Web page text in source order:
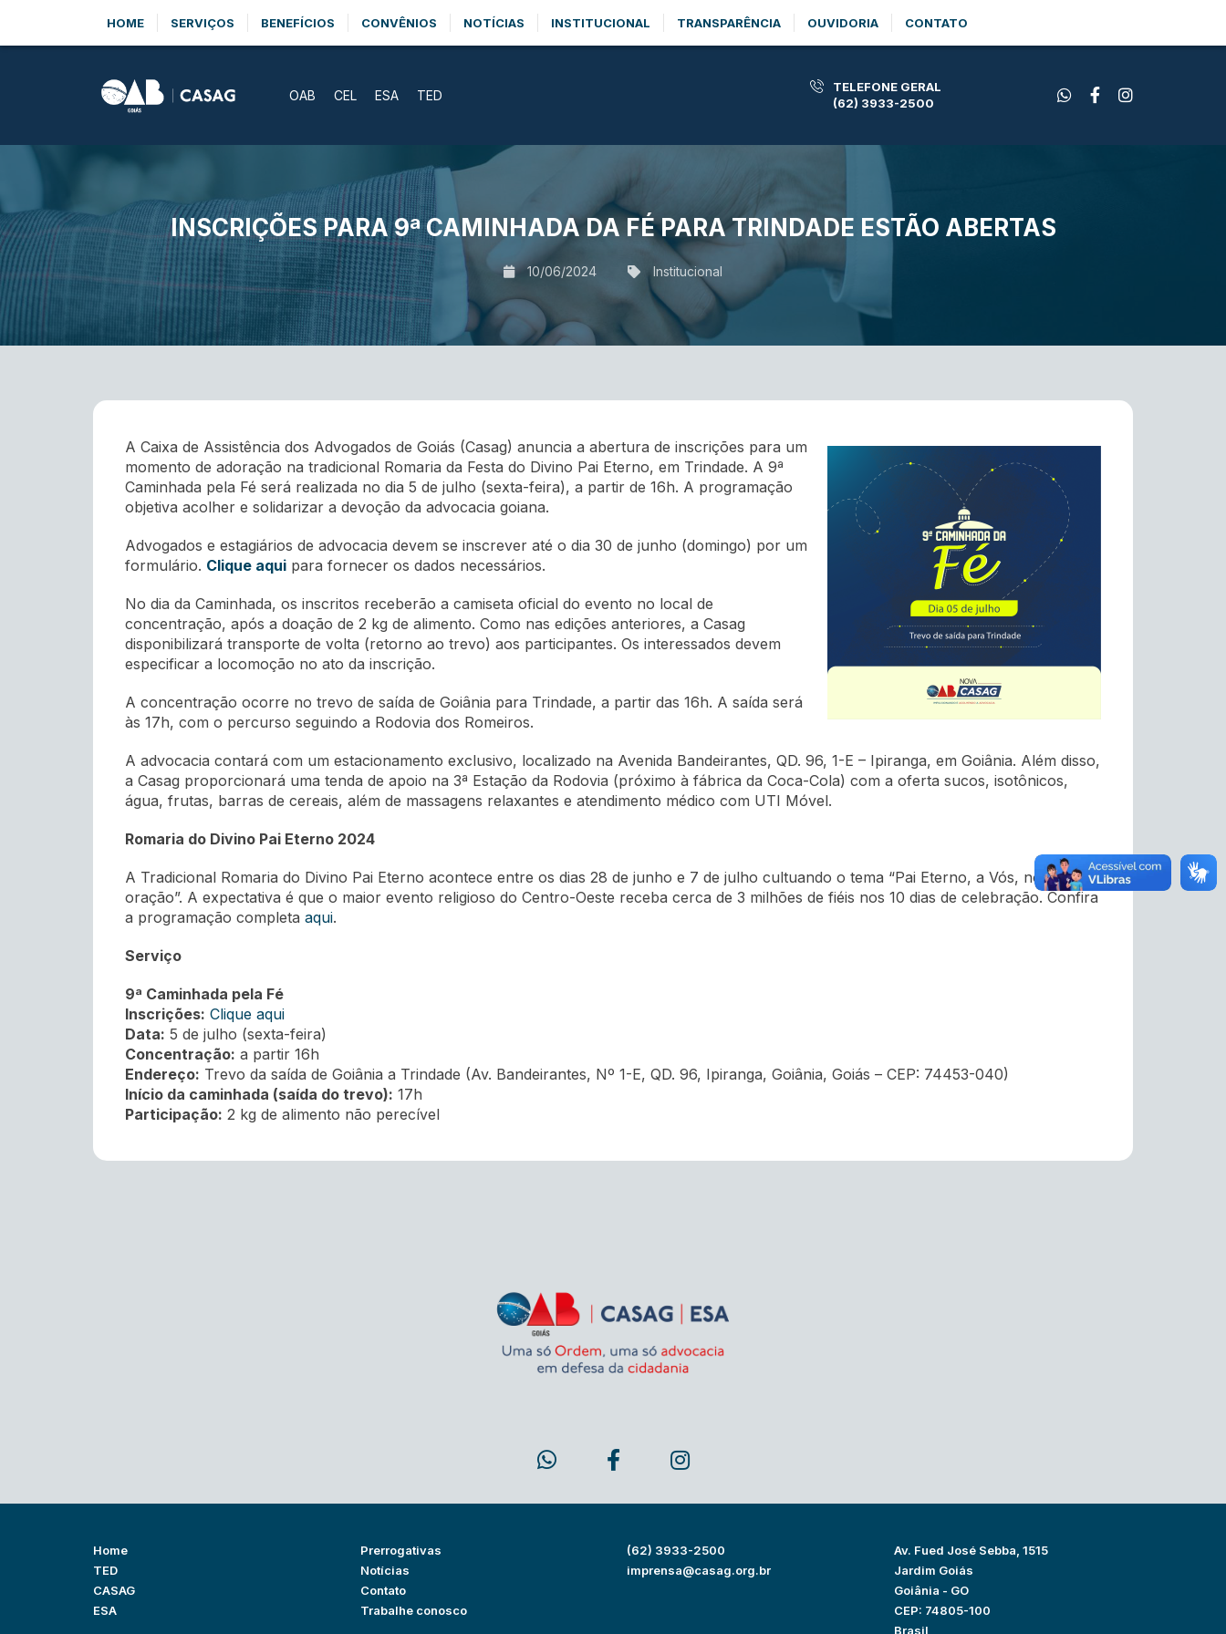
HOME SERVIÇOS BENEFÍCIOS CONVÊNIOS NOTÍCIAS INSTITUCIONAL TRANSPARÊNCIA OUVIDORIA CONTATO
OAB CEL ESA TED
TELEFONE GERAL
(62) 3933-2500
INSCRIÇÕES PARA 9ª CAMINHADA DA FÉ PARA TRINDADE ESTÃO ABERTAS
10/06/2024 Institucional
A Caixa de Assistência dos Advogados de Goiás (Casag) anuncia a abertura de inscrições para um
momento de adoração na tradicional Romaria da Festa do Divino Pai Eterno, em Trindade. A 9ª
Caminhada pela Fé será realizada no dia 5 de julho (sexta-feira), a partir de 16h. A programação
objetiva acolher e solidarizar a devoção da advocacia goiana.
Advogados e estagiários de advocacia devem se inscrever até o dia 30 de junho (domingo) por um
formulário. Clique aqui para fornecer os dados necessários.
No dia da Caminhada, os inscritos receberão a camiseta oficial do evento no local de
concentração, após a doação de 2 kg de alimento. Como nas edições anteriores, a Casag
disponibilizará transporte de volta (retorno ao trevo) aos participantes. Os interessados devem
especificar a locomoção no ato da inscrição.
A concentração ocorre no trevo de saída de Goiânia para Trindade, a partir das 16h. A saída será
às 17h, com o percurso seguindo a Rodovia dos Romeiros.
A advocacia contará com um estacionamento exclusivo, localizado na Avenida Bandeirantes, QD. 96, 1-E – Ipiranga, em Goiânia. Além disso,
a Casag proporcionará uma tenda de apoio na 3ª Estação da Rodovia (próximo à fábrica da Coca-Cola) com a oferta sucos, isotônicos,
água, frutas, barras de cereais, além de massagens relaxantes e atendimento médico com UTI Móvel.
Romaria do Divino Pai Eterno 2024
A Tradicional Romaria do Divino Pai Eterno acontece entre os dias 28 de junho e 7 de julho cultuando o tema “Pai Eterno, a Vós, nossa
oração”. A expectativa é que o maior evento religioso do Centro-Oeste receba cerca de 3 milhões de fiéis nos 10 dias de celebração. Confira
a programação completa aqui.
Serviço
9ª Caminhada pela Fé
Inscrições: Clique aqui
Data: 5 de julho (sexta-feira)
Concentração: a partir 16h
Endereço: Trevo da saída de Goiânia a Trindade (Av. Bandeirantes, Nº 1-E, QD. 96, Ipiranga, Goiânia, Goiás – CEP: 74453-040)
Início da caminhada (saída do trevo): 17h
Participação: 2 kg de alimento não perecível
Home
TED
CASAG
ESA
Prerrogativas
Notícias
Contato
Trabalhe conosco
(62) 3933-2500
imprensa@casag.org.br
Av. Fued José Sebba, 1515
Jardim Goiás
Goiânia - GO
CEP: 74805-100
Brasil